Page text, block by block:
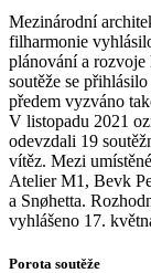
Mezinárodní
filharmonie
plánování a rozvoje
soutěže se
předem vyzváno
V listopadu 2021
odevzdali 19
vítěz. Mezi
Atelier M1, Bevk
a Snøhetta.
vyhlášeno 17.
Porota soutěže